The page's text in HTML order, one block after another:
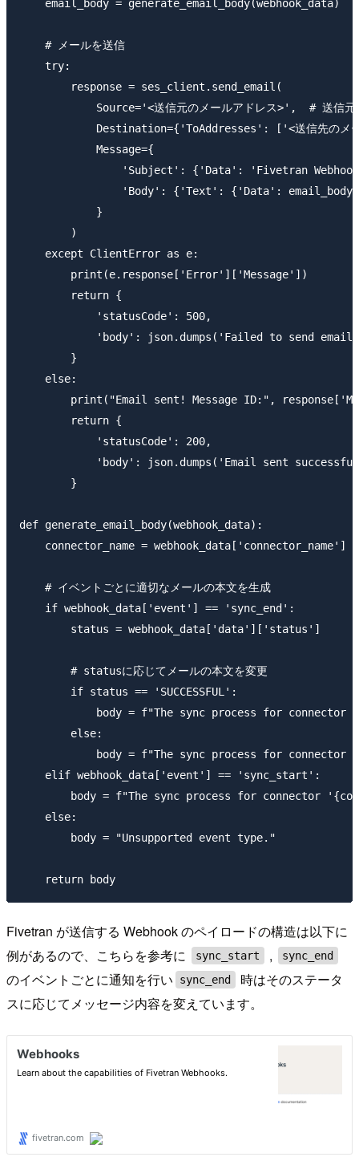
    email_body = generate_email_body(webhook_data)
    # メールを送信
    try:
        response = ses_client.send_email(
Source='<送信元のメールアドレス>',  # 送信元
Destination={'ToAddresses': ['<送信先のメ
            Message={
'Subject': {'Data': 'Fivetran
'Body': {'Text': {'Data':
            }
        )
    except ClientError as e:
        print(e.response['Error']['Message'])
        return {
            'statusCode': 500,
'body': json.dumps('Failed to send
        }
    else:
print("Email sent! Message ID:",
        return {
            'statusCode': 200,
'body': json.dumps('Email sent
        }
def generate_email_body(webhook_data):
    connector_name = webhook_data['connector_name']
    # イベントごとに適切なメールの本文を生成
    if webhook_data['event'] == 'sync_end':
        status = webhook_data['data']['status']
        # statusに応じてメールの本文を変更
        if status == 'SUCCESSFUL':
body = f"The sync process for connector
        else:
body = f"The sync process for connector
    elif webhook_data['event'] == 'sync_start':
body = f"The sync process for connector
    else:
        body = "Unsupported event type."
Fivetran が送信する Webhook のペイロードの構造は以下に
例があるので、こちらを参考に
sync_start , sync_end
のイベントごとに通知を行い sync_end
時はそのステータ
スに応じてメッセージ内容を変えています。